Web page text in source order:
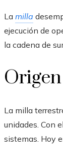
La milla
ejecución de
la cadena de
La milla
unidades. Con
sistemas. Hoy